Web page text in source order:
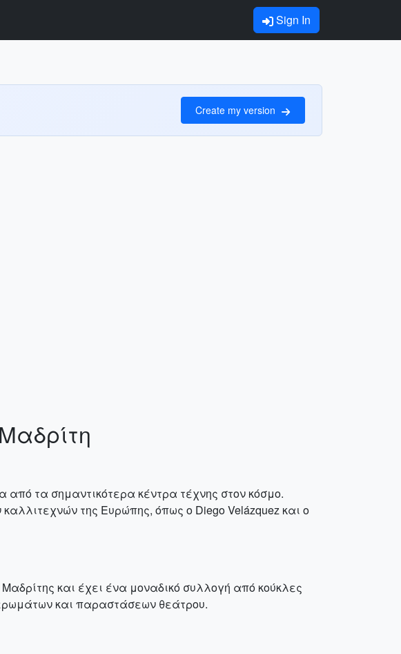
Sign In
Create my version
από τα σημαντικότερα κέντρα τέχνης στον κόσμο.
της Ευρώπης, όπως ο Diego Velázquez και ο
και έχει ένα μοναδικό συλλογή από κούκλες
και παραστάσεων θεάτρου.